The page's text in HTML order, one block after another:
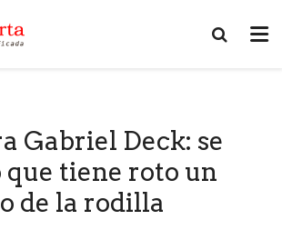
Gabriel Deck: se
tiene roto un
de la rodilla